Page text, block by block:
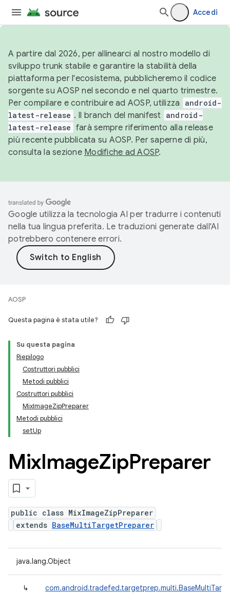
Accedi
A partire dal 2026, per allinearci al nostro modello di
sviluppo trunk stabile e garantire la stabilità della
piattaforma per l'ecosistema, pubblicheremo il codice
sorgente su AOSP nel secondo e nel quarto trimestre.
Per compilare e contribuire ad AOSP, utilizza
android-
latest-release . Il branch del manifest android-
latest-release farà sempre riferimento alla release
più recente pubblicata su AOSP. Per saperne di più,
consulta la sezione Modifiche ad AOSP.
Google utilizza la tecnologia AI per tradurre i contenuti
nella tua lingua preferita. Le traduzioni generate dall'AI
potrebbero contenere errori.
AOSP
Questa pagina è stata utile?
Su questa pagina
Riepilogo
Costruttori pubblici
Metodi pubblici
Costruttori pubblici
MixImageZipPreparer
Metodi pubblici
setUp
MixImageZipPreparer
public class MixImageZipPreparer
extends BaseMultiTargetPreparer
java.lang.Object
↳